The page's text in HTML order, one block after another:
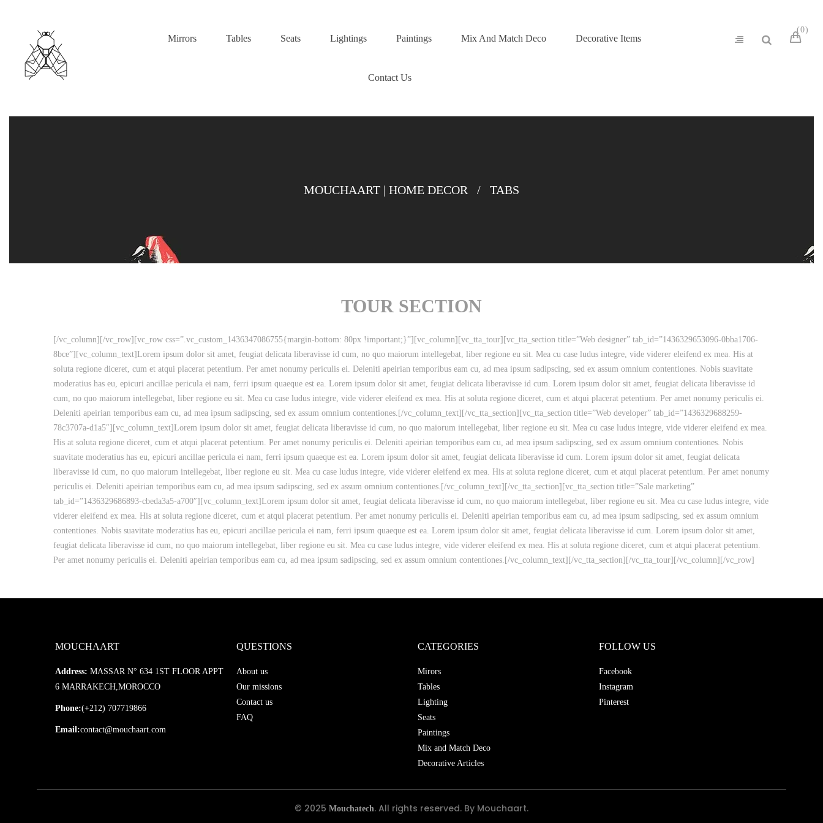
Mirrors Tables Seats Lightings Paintings Mix And Match Deco Decorative Items
Contact Us
0
MOUCHAART | HOME DECOR / TABS
TOUR SECTION
[/vc_column][/vc_row][vc_row css=”.vc_custom_1436347086755{margin-bottom: 80px !important;}”][vc_column][vc_tta_tour][vc_tta_section title=”Web designer” tab_id=”1436329653096-0bba1706-
8bce”][vc_column_text]Lorem ipsum dolor sit amet, feugiat delicata liberavisse id cum, no quo maiorum intellegebat, liber regione eu sit. Mea cu case ludus integre, vide viderer eleifend ex mea. His at
soluta regione diceret, cum et atqui placerat petentium. Per amet nonumy periculis ei. Deleniti apeirian temporibus eam cu, ad mea ipsum sadipscing, sed ex assum omnium contentiones. Nobis suavitate
moderatius has eu, epicuri ancillae pericula ei nam, ferri ipsum quaeque est ea. Lorem ipsum dolor sit amet, feugiat delicata liberavisse id cum. Lorem ipsum dolor sit amet, feugiat delicata liberavisse id
cum, no quo maiorum intellegebat, liber regione eu sit. Mea cu case ludus integre, vide viderer eleifend ex mea. His at soluta regione diceret, cum et atqui placerat petentium. Per amet nonumy periculis ei.
Deleniti apeirian temporibus eam cu, ad mea ipsum sadipscing, sed ex assum omnium contentiones.[/vc_column_text][/vc_tta_section][vc_tta_section title=”Web developer” tab_id=”1436329688259-
78c3707a-d1a5″][vc_column_text]Lorem ipsum dolor sit amet, feugiat delicata liberavisse id cum, no quo maiorum intellegebat, liber regione eu sit. Mea cu case ludus integre, vide viderer eleifend ex mea.
His at soluta regione diceret, cum et atqui placerat petentium. Per amet nonumy periculis ei. Deleniti apeirian temporibus eam cu, ad mea ipsum sadipscing, sed ex assum omnium contentiones. Nobis
suavitate moderatius has eu, epicuri ancillae pericula ei nam, ferri ipsum quaeque est ea. Lorem ipsum dolor sit amet, feugiat delicata liberavisse id cum. Lorem ipsum dolor sit amet, feugiat delicata
liberavisse id cum, no quo maiorum intellegebat, liber regione eu sit. Mea cu case ludus integre, vide viderer eleifend ex mea. His at soluta regione diceret, cum et atqui placerat petentium. Per amet nonumy
periculis ei. Deleniti apeirian temporibus eam cu, ad mea ipsum sadipscing, sed ex assum omnium contentiones.[/vc_column_text][/vc_tta_section][vc_tta_section title=”Sale marketing”
tab_id=”1436329686893-cbeda3a5-a700″][vc_column_text]Lorem ipsum dolor sit amet, feugiat delicata liberavisse id cum, no quo maiorum intellegebat, liber regione eu sit. Mea cu case ludus integre, vide
viderer eleifend ex mea. His at soluta regione diceret, cum et atqui placerat petentium. Per amet nonumy periculis ei. Deleniti apeirian temporibus eam cu, ad mea ipsum sadipscing, sed ex assum omnium
contentiones. Nobis suavitate moderatius has eu, epicuri ancillae pericula ei nam, ferri ipsum quaeque est ea. Lorem ipsum dolor sit amet, feugiat delicata liberavisse id cum. Lorem ipsum dolor sit amet,
feugiat delicata liberavisse id cum, no quo maiorum intellegebat, liber regione eu sit. Mea cu case ludus integre, vide viderer eleifend ex mea. His at soluta regione diceret, cum et atqui placerat petentium.
Per amet nonumy periculis ei. Deleniti apeirian temporibus eam cu, ad mea ipsum sadipscing, sed ex assum omnium contentiones.[/vc_column_text][/vc_tta_section][/vc_tta_tour][/vc_column][/vc_row]
MOUCHAART
Address: MASSAR N° 634 1ST FLOOR APPT
6 MARRAKECH,MOROCCO
Phone:(+212) 707719866
Email:contact@mouchaart.com
QUESTIONS
About us
Our missions
Contact us
FAQ
CATEGORIES
Mirors
Tables
Lighting
Seats
Paintings
Mix and Match Deco
Decorative Articles
FOLLOW US
Facebook
Instagram
Pinterest
© 2025 Mouchatech. All rights reserved. By Mouchaart.